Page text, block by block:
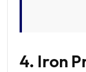
4. Iron